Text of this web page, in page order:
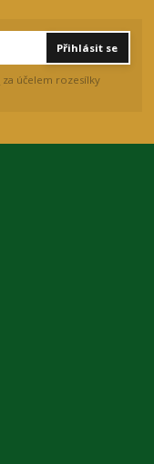
Přihlásit se
za účelem rozesílky